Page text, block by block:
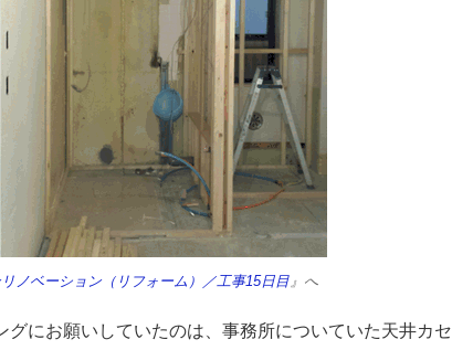
ノベーション（リフォーム）／工事15日目』へ
にお願いしていたのは、事務所についていた天井カセ